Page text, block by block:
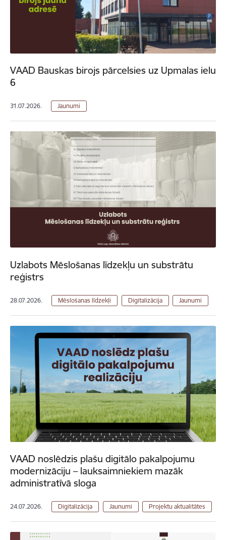
VAAD Bauskas birojs pārcelsies uz Upmalas ielu
6
31.07.2026. Jaunumi
Uzlabots Mēslošanas līdzekļu un substrātu
reģistrs
28.07.2026. Mēslošanas līdzekļi Digitalizācija Jaunumi
VAAD noslēdzis plašu digitālo pakalpojumu
modernizāciju – lauksaimniekiem mazāk
administratīvā sloga
24.07.2026. Digitalizācija Jaunumi Projektu aktualitātes